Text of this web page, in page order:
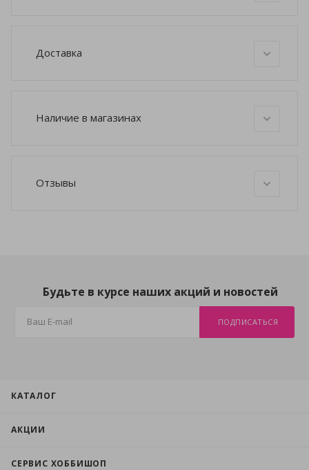
Доставка
Наличие в магазинах
Отзывы
Будьте в курсе наших акций и новостей
ПОДПИСАТЬСЯ
КАТАЛОГ
АКЦИИ
СЕРВИС ХОББИШОП